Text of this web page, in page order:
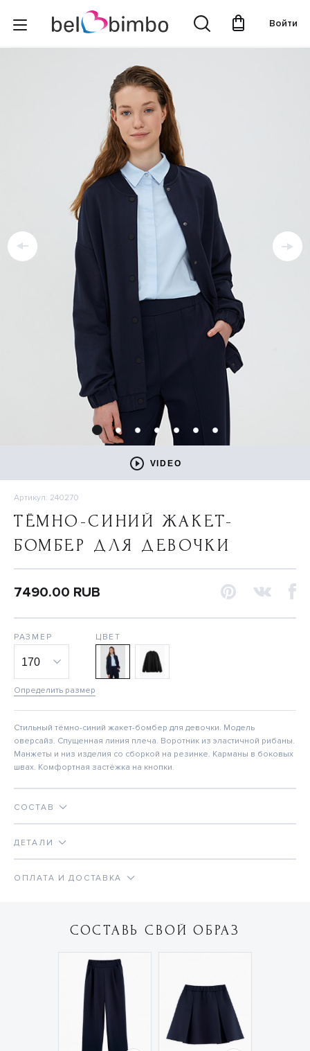
Войти
VIDEO
Артикул: 240270
ТЁМНО-СИНИЙ ЖАКЕТ-
БОМБЕР ДЛЯ ДЕВОЧКИ
7490.00 RUB
РАЗМЕР
Определить размер
ЦВЕТ
Стильный тёмно-синий жакет-бомбер для девочки. Модель
оверсайз. Спущенная линия плеча. Воротник из эластичной рибаны.
Манжеты и низ изделия со сборкой на резинке. Карманы в боковых
швах. Комфортная застёжка на кнопки.
СОСТАВ
ДЕТАЛИ
ОПЛАТА И ДОСТАВКА
СОСТАВЬ СВОЙ ОБРАЗ